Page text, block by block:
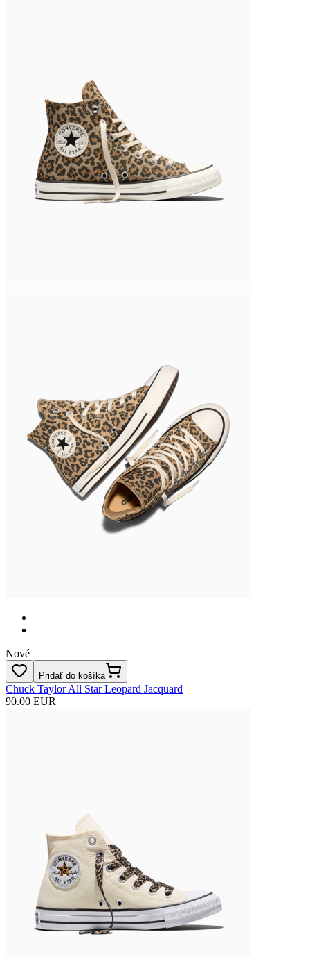
Nové
Pridať do košíka
Chuck Taylor All Star Leopard Jacquard
90.00 EUR